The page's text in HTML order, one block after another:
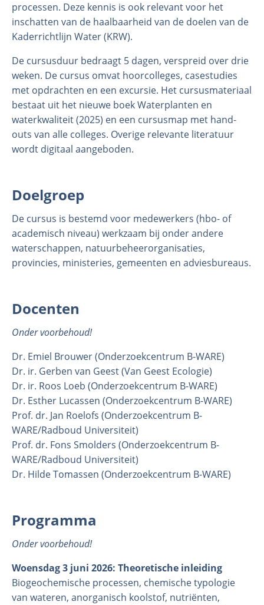
processen. Deze kennis is ook relevant voor het
inschatten van de haalbaarheid van de doelen van de
Kaderrichtlijn Water (KRW).
De cursusduur bedraagt 5 dagen, verspreid over drie
weken. De cursus omvat hoorcolleges, casestudies
met opdrachten en een excursie. Het cursusmateriaal
bestaat uit het nieuwe boek Waterplanten en
waterkwaliteit (2025) en een cursusmap met hand-
outs van alle colleges. Overige relevante literatuur
wordt digitaal aangeboden.
Doelgroep
De cursus is bestemd voor medewerkers (hbo- of
academisch niveau) werkzaam bij onder andere
waterschappen, natuurbeheerorganisaties,
provincies, ministeries, gemeenten en adviesbureaus.
Docenten
Onder voorbehoud!
Dr. Emiel Brouwer (Onderzoekcentrum B-WARE)
Dr. ir. Gerben van Geest (Van Geest Ecologie)
Dr. ir. Roos Loeb (Onderzoekcentrum B-WARE)
Dr. Esther Lucassen (Onderzoekcentrum B-WARE)
Prof. dr. Jan Roelofs (Onderzoekcentrum B-
WARE/Radboud Universiteit)
Prof. dr. Fons Smolders (Onderzoekcentrum B-
WARE/Radboud Universiteit)
Dr. Hilde Tomassen (Onderzoekcentrum B-WARE)
Programma
Onder voorbehoud!
Woensdag 3 juni 2026: Theoretische inleiding
Biogeochemische processen, chemische typologie
van wateren, anorganisch koolstof, nutriënten,